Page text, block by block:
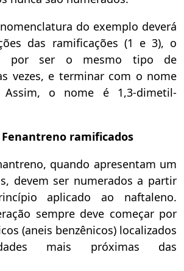
do exemplo deverá
das ramificações (1 e 3), o
por ser o mesmo tipo de
vezes, e terminar com o nome
Assim, o nome é 1,3-dimetil-
ramificados
quando apresentam um
devem ser numerados a partir
aplicado ao naftaleno.
sempre deve começar por
(aneis benzênicos) localizados
mais próximas das